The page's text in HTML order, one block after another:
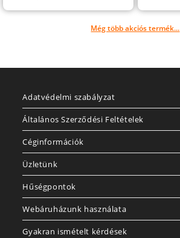
Még több akciós termék...
Adatvédelmi szabályzat
Általános Szerződési Feltételek
Céginformációk
Üzletünk
Hűségpontok
Webáruházunk használata
Gyakran ismételt kérdések